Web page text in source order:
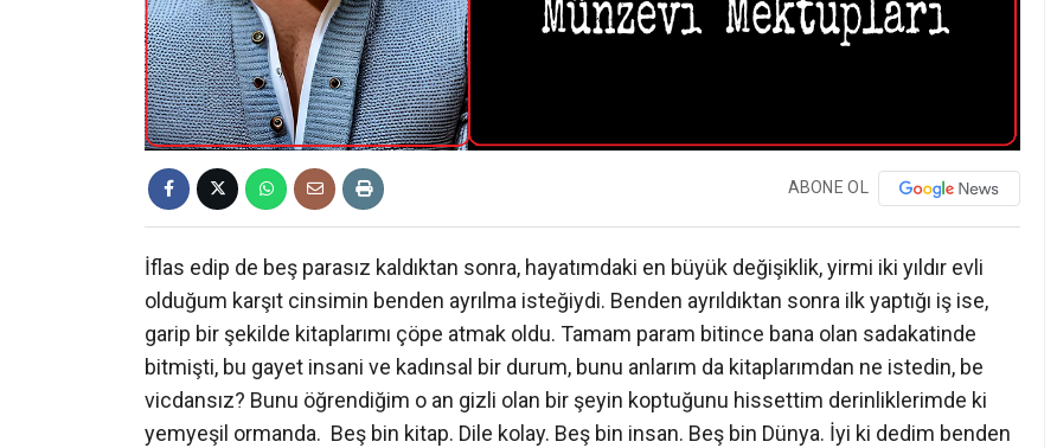
ABONE OL
İflas edip de beş parasız kaldıktan sonra, hayatımdaki en büyük değişiklik, yirmi iki yıldır evli
olduğum karşıt cinsimin benden ayrılma isteğiydi. Benden ayrıldıktan sonra ilk yaptığı iş ise,
garip bir şekilde kitaplarımı çöpe atmak oldu. Tamam param bitince bana olan sadakatinde
bitmişti, bu gayet insani ve kadınsal bir durum, bunu anlarım da kitaplarımdan ne istedin, be
vicdansız? Bunu öğrendiğim o an gizli olan bir şeyin koptuğunu hissettim derinliklerimde ki
yemyeşil ormanda. Beş bin kitap. Dile kolay. Beş bin insan. Beş bin Dünya. İyi ki dedim benden